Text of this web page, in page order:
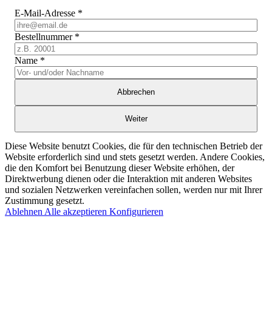
E-Mail-Adresse *
Bestellnummer *
Name *
Abbrechen
Weiter
Diese Website benutzt Cookies, die für den technischen Betrieb der
Website erforderlich sind und stets gesetzt werden. Andere Cookies,
die den Komfort bei Benutzung dieser Website erhöhen, der
Direktwerbung dienen oder die Interaktion mit anderen Websites
und sozialen Netzwerken vereinfachen sollen, werden nur mit Ihrer
Zustimmung gesetzt.
Ablehnen Alle akzeptieren Konfigurieren